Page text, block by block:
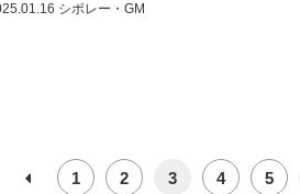
シボレー・GM
1 2 3 4 5